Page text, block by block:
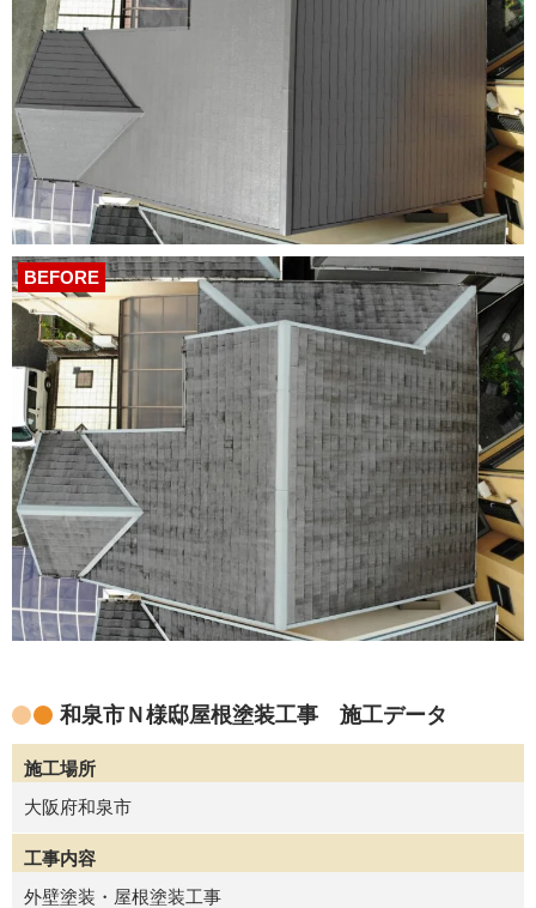
BEFORE
和泉市Ｎ様邸屋根塗装工事 施工データ
施工場所
大阪府和泉市
工事内容
外壁塗装・屋根塗装工事